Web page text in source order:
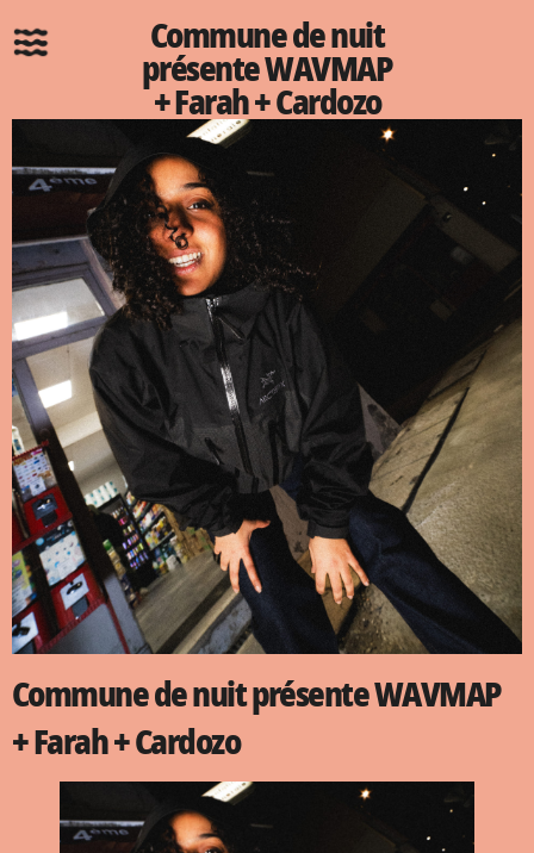
Commune de nuit
présente WAVMAP
+ Farah + Cardozo
Commune de nuit présente WAVMAP
+ Farah + Cardozo